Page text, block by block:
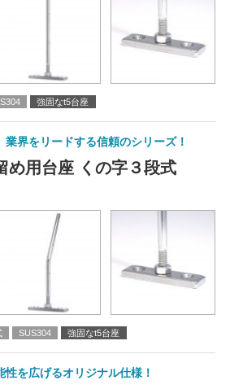
強固なt5台座
界をリードする信頼のシリーズ！
め用台座 くの字３段式
SUS304 強固なt5台座
を広げるオリジナル仕様！